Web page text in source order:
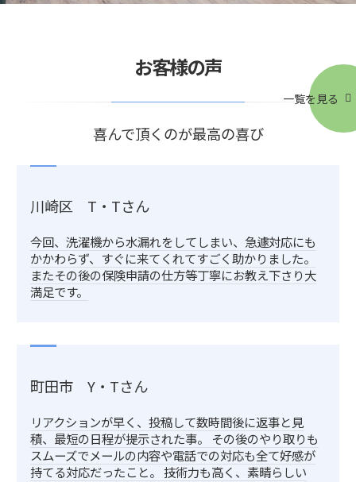
お客様の声
喜んで頂くのが最高の喜び
一覧を見る
川崎区 T・Tさん
今回、洗濯機から水漏れをしてしまい、急遽対応にも
かかわらず、すぐに来てくれてすごく助かりました。
またその後の保険申請の仕方等丁寧にお教え下さり大
満足です。
町田市 Y・Tさん
リアクションが早く、投稿して数時間後に返事と見
積、最短の日程が提示された事。 その後のやり取りも
スムーズでメールの内容や電話での対応も全て好感が
持てる対応だったこと。 技術力も高く、素晴らしい